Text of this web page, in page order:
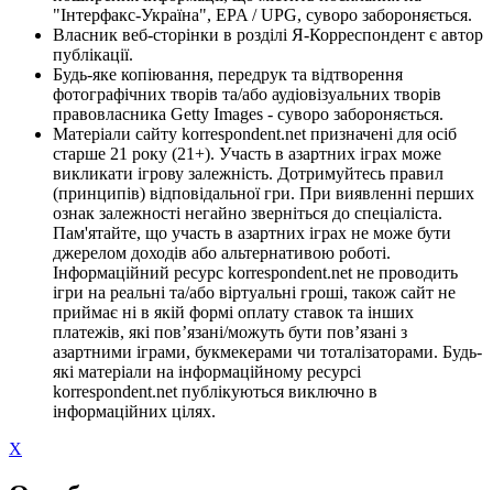
"Інтерфакс-Україна", EPA / UPG, суворо забороняється.
Власник веб-сторінки в розділі Я-Корреспондент є автор
публікації.
Будь-яке копіювання, передрук та відтворення
фотографічних творів та/або аудіовізуальних творів
правовласника Getty Images - суворо забороняється.
Матеріали сайту korrespondent.net призначені для осіб
старше 21 року (21+). Участь в азартних іграх може
викликати ігрову залежність. Дотримуйтесь правил
(принципів) відповідальної гри. При виявленні перших
ознак залежності негайно зверніться до спеціаліста.
Пам'ятайте, що участь в азартних іграх не може бути
джерелом доходів або альтернативою роботі.
Інформаційний ресурс korrespondent.net не проводить
ігри на реальні та/або віртуальні гроші, також сайт не
приймає ні в якій формі оплату ставок та інших
платежів, які пов’язані/можуть бути пов’язані з
азартними іграми, букмекерами чи тоталізаторами. Будь-
які матеріали на інформаційному ресурсі
korrespondent.net публікуються виключно в
інформаційних цілях.
X